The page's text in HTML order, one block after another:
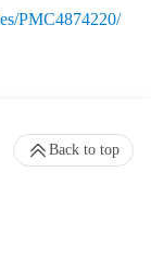
PMC4874220/
Back to top